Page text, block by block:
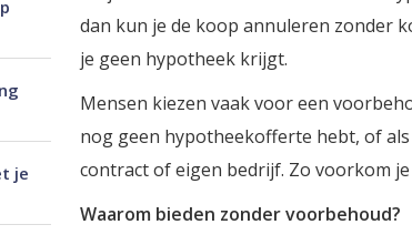
je
dan kun je de koop annuleren zonder
je geen hypotheek krijgt.
Mensen kiezen vaak voor een
nog geen hypotheekofferte hebt, of
contract of eigen bedrijf. Zo voorkom
Waarom bieden zonder voorbehoud?